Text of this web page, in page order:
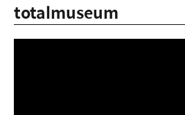
totalmuseum